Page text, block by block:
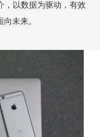
，以数据为驱动，有效
未来。